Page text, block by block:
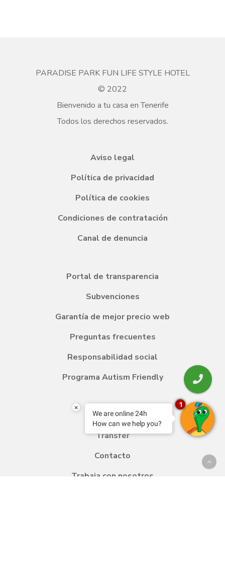
PARADISE PARK FUN LIFE STYLE HOTEL
© 2022
Bienvenido a tu casa en Tenerife
Todos los derechos reservados.
Aviso legal
Política de privacidad
Política de cookies
Condiciones de contratación
Canal de denuncia
Portal de transparencia
Subvenciones
Garantía de mejor precio web
Preguntas frecuentes
Responsabilidad social
Programa Autism Friendly
Blog
Transfer
Contacto
Trabaja con nosotros
×
We are online 24h
How can we help you?
1